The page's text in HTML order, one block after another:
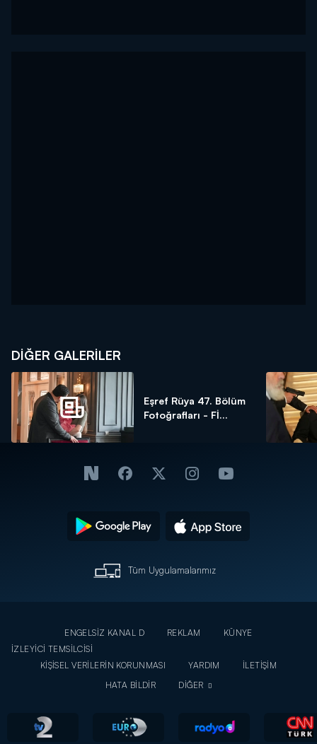
DİĞER GALERİLER
Eşref Rüya 47. Bölüm
Fotoğrafları - Fİ...
Tüm Uygulamalarımız
ENGELSİZ KANAL D REKLAM
KÜNYE
İZLEYİCİ TEMSİLCİSİ
KİŞİSEL VERİLERİN KORUNMASI
YARDIM
İLETİŞİM
HATA BİLDİR
DİĞER